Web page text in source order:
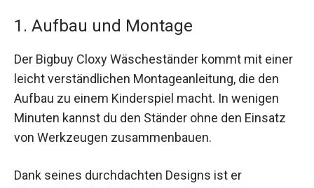
1. Aufbau und Montage
Der Bigbuy Cloxy Wäscheständer kommt mit einer
leicht verständlichen Montageanleitung, die den
Aufbau zu einem Kinderspiel macht. In wenigen
Minuten kannst du den Ständer ohne den Einsatz
von Werkzeugen zusammenbauen.
Dank seines durchdachten Designs ist er